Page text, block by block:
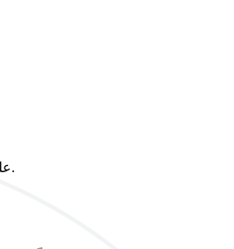
يحتوي Nebula Proxy على كتالوج غني من التطبيقات والألعاب، وبالتالي، فهو مفيد للأشخاص الذين يحبون استكشاف أحدث التطبيقات والألعاب.